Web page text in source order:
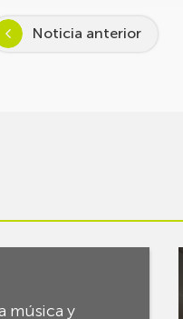
Noticia anterior
música y